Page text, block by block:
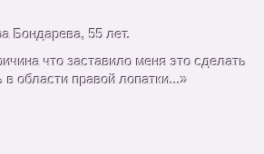
Бондарева, 55 лет.
что заставило меня это сделать
в области правой лопатки...»